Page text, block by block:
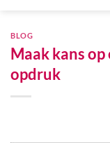
BLOG
Maak kans
opdruk